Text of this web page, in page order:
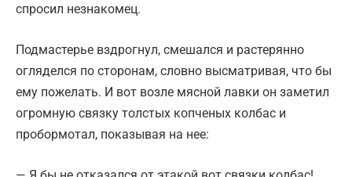
спросил незнакомец.
Подмастерье вздрогнул, смешался и растерянно
огляделся по сторонам, словно высматривая, что бы
ему пожелать. И вот возле мясной лавки он заметил
огромную связку толстых копченых колбас и
пробормотал, показывая на нее: